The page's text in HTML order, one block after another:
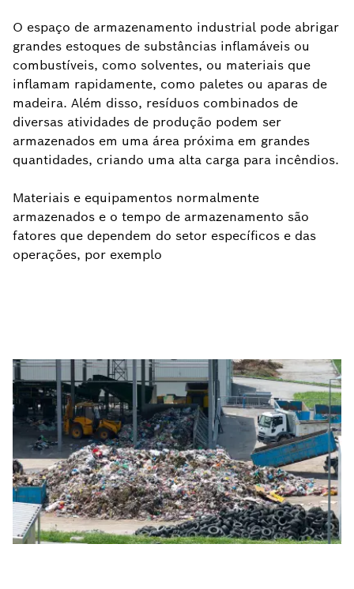
O espaço de armazenamento industrial pode abrigar
grandes estoques de substâncias inflamáveis ou
combustíveis, como solventes, ou materiais que
inflamam rapidamente, como paletes ou aparas de
madeira. Além disso, resíduos combinados de
diversas atividades de produção podem ser
armazenados em uma área próxima em grandes
quantidades, criando uma alta carga para incêndios.
Materiais e equipamentos normalmente
armazenados e o tempo de armazenamento são
fatores que dependem do setor específicos e das
operações, por exemplo